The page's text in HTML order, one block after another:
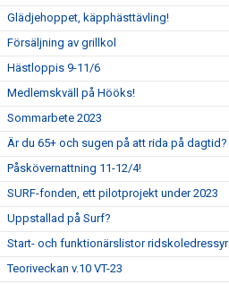
Glädjehoppet, käpphästtävling!
Försäljning av grillkol
Hästloppis 9-11/6
Medlemskväll på Hööks!
Sommarbete 2023
Är du 65+ och sugen på att rida på dagtid?
Påskövernattning 11-12/4!
SURF-fonden, ett pilotprojekt under 2023
Uppstallad på Surf?
Start- och funktionärslistor ridskoledressyr
Teoriveckan v.10 VT-23